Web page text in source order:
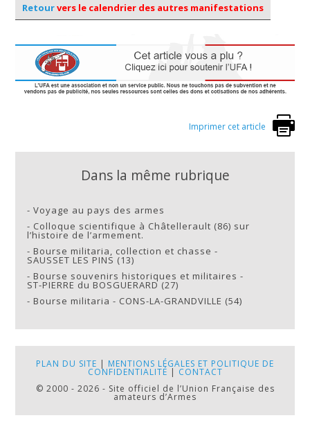
Retourvers le calendrier des autres manifestations
Imprimer cet article
Dans la même rubrique
-Voyage au pays des armes
- Colloque scientifique à Châtellerault (86) sur
l’histoire de l’armement.
-Bourse militaria, collection et chasse -
SAUSSET LES PINS (13)
-Bourse souvenirs historiques et militaires -
ST-PIERRE du BOSGUERARD (27)
-Bourse militaria - CONS-LA-GRANDVILLE (54)
PLAN DU SITE MENTIONS LÉGALES ET POLITIQUE DE
CONFIDENTIALITÉ
CONTACT
© 2000 - 2026 - Site officiel de l’Union Française des
amateurs d’Armes